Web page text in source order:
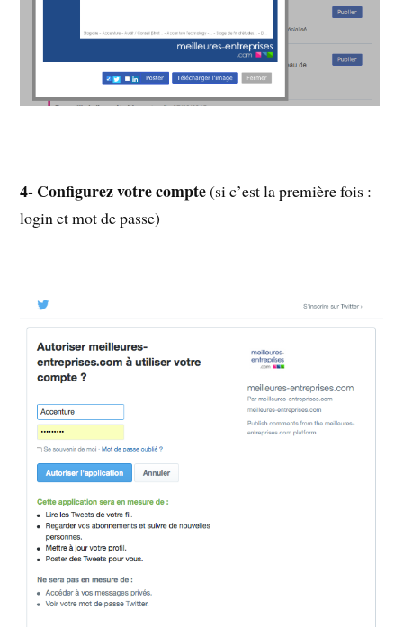
4- Configurez votre compte(si c’est la première fois :
login et mot de passe)